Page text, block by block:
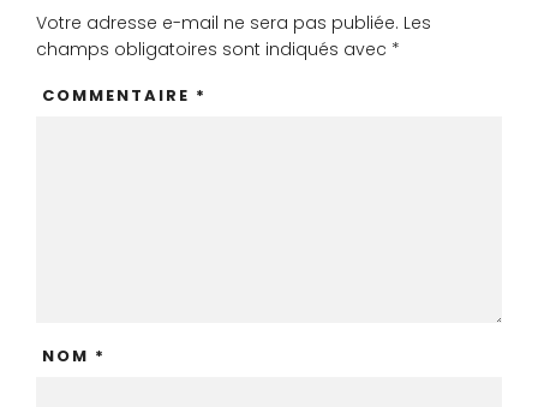
Votre adresse e-mail ne sera pas publiée. Les
champs obligatoires sont indiqués avec *
COMMENTAIRE *
NOM *